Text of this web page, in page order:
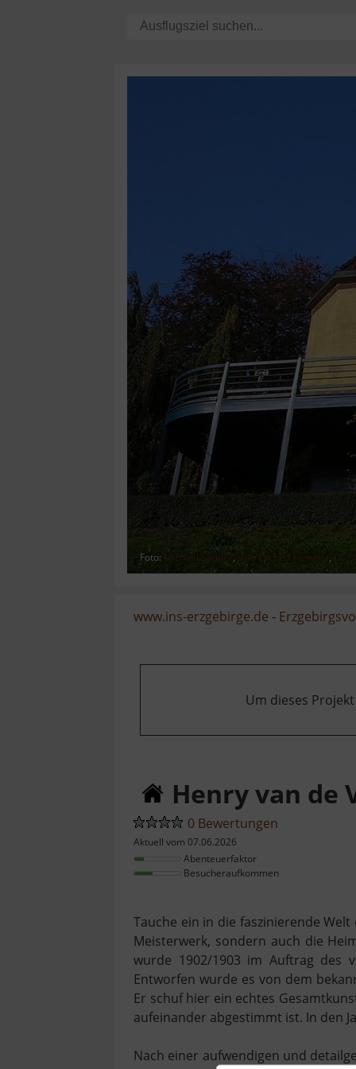
Foto: Michael Sander, Villa Esche Chemnitz, CC
www.ins-erzgebirge.de -
Um dieses
Henry van de
0 Bewertungen
Aktuell vom 07.06.2026
Abenteuerfaktor
Besucheraufkommen
Tauche ein in die faszinierende
Meisterwerk, sondern auch die
wurde 1902/1903 im Auftrag des
Entworfen wurde es von dem
Er schuf hier ein echtes
aufeinander abgestimmt ist. In den
Nach einer aufwendigen und